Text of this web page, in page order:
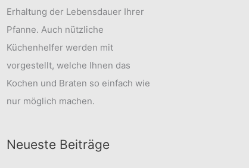
Erhaltung der Lebensdauer Ihrer
Pfanne. Auch nützliche
Küchenhelfer werden mit
vorgestellt, welche Ihnen das
Kochen und Braten so einfach wie
nur möglich machen.
Neueste Beiträge